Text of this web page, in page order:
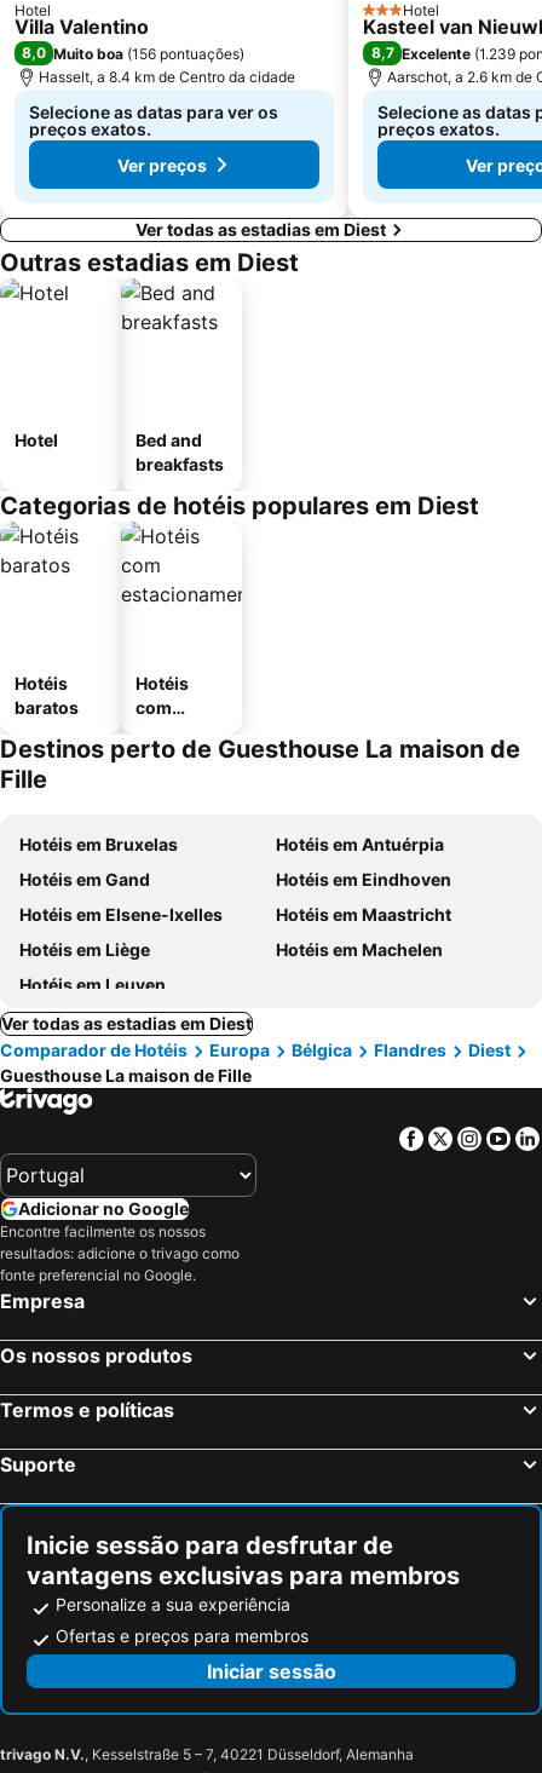
Hotel
Villa Valentino
8,0 Muito boa (156 pontuações)
Hasselt, a 8.4 km de Centro da cidade
Selecione as datas para ver os
preços exatos.
Ver preços
3 Estrelas
Hotel
Kasteel van
8,7 Excelente (1.239
Aarschot, a 2.6 km de
Selecione as datas
preços exatos.
Ver
Ver todas as estadias em Diest
Outras estadias em Diest
Hotel
Bed and
breakfasts
Categorias de hotéis populares em Diest
Hotéis
baratos
Hotéis
com
mento
Destinos perto de Guesthouse La maison de
Fille
Hotéis em Bruxelas
Hotéis em Antuérpia
Hotéis em Gand
Hotéis em Eindhoven
Hotéis em Elsene-Ixelles
Hotéis em Maastricht
Hotéis em Liège
Hotéis em Machelen
Hotéis em Leuven
Ver todas as estadias em Diest
Comparador de Hotéis
Europa Bélgica Flandres
Diest
Guesthouse La maison de Fille
Facebook
Twitter
Adicionar no Google
Encontre facilmente os nossos
resultados: adicione o trivago como
fonte preferencial no Google.
Empresa
Os nossos produtos
Termos e políticas
Suporte
Inicie sessão para desfrutar de
vantagens exclusivas para membros
Personalize a sua experiência
Ofertas e preços para membros
Iniciar sessão
trivago N.V., Kesselstraße 5 – 7, 40221 Düsseldorf, Alemanha